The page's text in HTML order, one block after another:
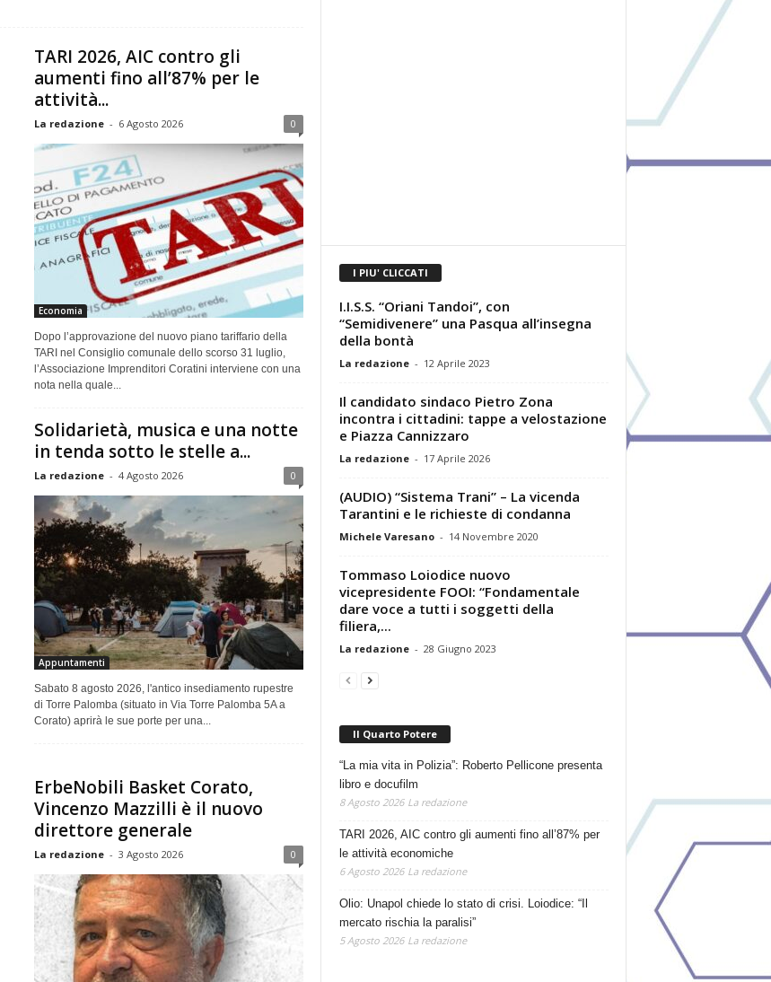
TARI 2026, AIC contro gli
aumenti fino all’87% per le
attività...
La redazione - 6 Agosto 2026 0
Economia
Dopo l’approvazione del nuovo piano tariffario della
TARI nel Consiglio comunale dello scorso 31 luglio,
l’Associazione Imprenditori Coratini interviene con una
nota nella quale...
Solidarietà, musica e una notte
in tenda sotto le stelle a...
La redazione - 4 Agosto 2026 0
Appuntamenti
Sabato 8 agosto 2026, l'antico insediamento rupestre
di Torre Palomba (situato in Via Torre Palomba 5A a
Corato) aprirà le sue porte per una...
ErbeNobili Basket Corato,
Vincenzo Mazzilli è il nuovo
direttore generale
La redazione - 3 Agosto 2026 0
I PIU' CLICCATI
I.I.S.S. “Oriani Tandoi”, con
“Semidivenere” una Pasqua all’insegna
della bontà
La redazione - 12 Aprile 2023
Il candidato sindaco Pietro Zona
incontra i cittadini: tappe a velostazione
e Piazza Cannizzaro
La redazione - 17 Aprile 2026
(AUDIO) “Sistema Trani” – La vicenda
Tarantini e le richieste di condanna
Michele Varesano - 14 Novembre 2020
Tommaso Loiodice nuovo
vicepresidente FOOI: “Fondamentale
dare voce a tutti i soggetti della
filiera,...
La redazione - 28 Giugno 2023
Il Quarto Potere
“La mia vita in Polizia”: Roberto Pellicone presenta
libro e docufilm
8 Agosto 2026 La redazione
TARI 2026, AIC contro gli aumenti fino all’87% per
le attività economiche
6 Agosto 2026 La redazione
Olio: Unapol chiede lo stato di crisi. Loiodice: “Il
mercato rischia la paralisi”
5 Agosto 2026 La redazione